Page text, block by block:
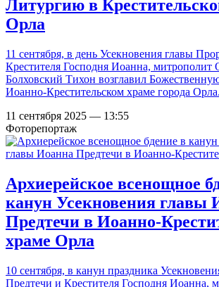
Литургию в
Орла
11 сентября, в день Усекновения главы
Крестителя Господня Иоанна, митрополит
Болховский Тихон возглавил
Иоанно-Крестительском храме города Орла.
11 сентября 2025 — 13:55
Фоторепортаж
Архиерейское всенощное
канун Усекновения главы
Предтечи в Иоанно-
храме Орла
10 сентября, в канун праздника
Предтечи и Крестителя Господня Иоанна,